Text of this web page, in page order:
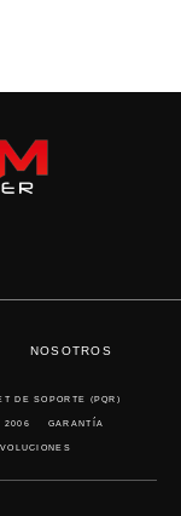
NOSOTROS
DE SOPORTE (PQR)
2006 GARANTÍA